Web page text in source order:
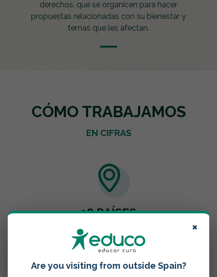
derechos, que se organicen para hacer
propuestas relacionadas con su bienestar y
temas que les afectan.
CÓMO TRABAJAMOS
EN CIFRAS
18 PAÍSES
×
Are you visiting from outside Spain?